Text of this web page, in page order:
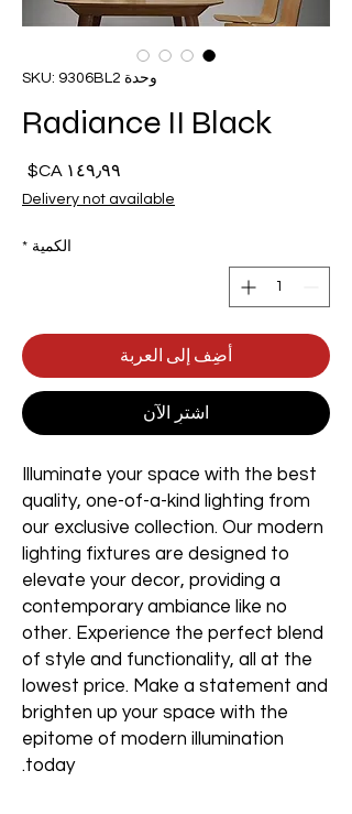
وحدة SKU: 9306BL2
Radiance II Black
Delivery not available
الكمية *
أضِف إلى العربة
اشترِ الآن
Illuminate your space with the best
quality, one-of-a-kind lighting from
our exclusive collection. Our modern
lighting fixtures are designed to
elevate your decor, providing a
contemporary ambiance like no
other. Experience the perfect blend
of style and functionality, all at the
lowest price. Make a statement and
brighten up your space with the
epitome of modern illumination
today.